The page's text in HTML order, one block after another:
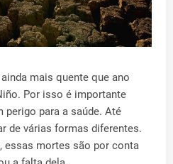
mais quente que ano
Por isso é importante
perigo para a saúde. Até
de várias formas diferentes.
essas mortes são por conta